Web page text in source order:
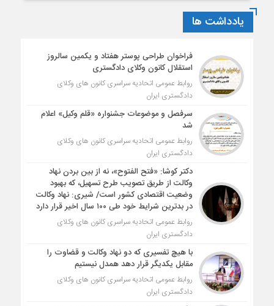
یادداشت ها
فراخوان طراحی پوستر هفتاد و یکمین سالروز
استقلال کانون وکلای دادگستری
روابط عمومی اتحادیه سراسری کانون های وکلای
دادگستری ایران
سرفصل و موضوعات جشنواره «قلم وکیل» اعلام
شد
روابط عمومی اتحادیه سراسری کانون های وکلای
دادگستری ایران
دکتر کوشا: «فتح الفتوح»، نه از بین بردن نهاد
وکالت از طریق تصویب طرح تسهیل، که بهبود
وضعیت اقتصادی کشور است/ شیری: نهاد وکالت
در بدترین شرایط خود طی ۱۰۰ سال اخیر قرار دارد
روابط عمومی اتحادیه سراسری کانون های وکلای
دادگستری ایران
با هیچ تفسیری که دو نهاد وکالت و قضاوت را
مقابل یکدیگر قرار دهد همدل نیستیم
روابط عمومی اتحادیه سراسری کانون های وکلای
دادگستری ایران